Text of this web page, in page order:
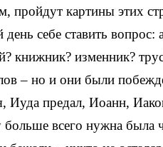
пройдут картины этих
себе ставить вопрос:
книжник? изменник?
– но и они были
Иуда предал, Иоанн,
больше всего нужна была